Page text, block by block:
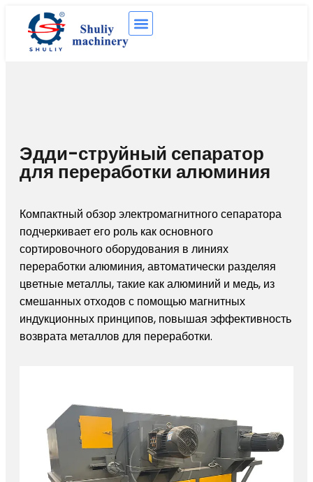
Эдди-струйный сепаратор
для переработки алюминия
Компактный обзор электромагнитного сепаратора
подчеркивает его роль как основного
сортировочного оборудования в линиях
переработки алюминия, автоматически разделяя
цветные металлы, такие как алюминий и медь, из
смешанных отходов с помощью магнитных
индукционных принципов, повышая эффективность
возврата металлов для переработки.